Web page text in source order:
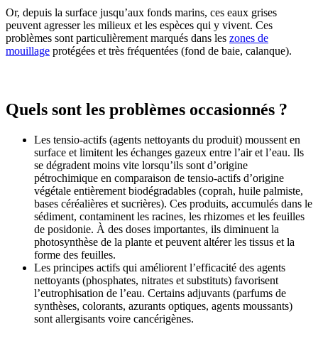
Or, depuis la surface jusqu’aux fonds marins, ces eaux grises
peuvent agresser les milieux et les espèces qui y vivent. Ces
problèmes sont particulièrement marqués dans les zones de
mouillage protégées et très fréquentées (fond de baie, calanque).
Quels sont les problèmes occasionnés ?
Les tensio-actifs (agents nettoyants du produit) moussent en
surface et limitent les échanges gazeux entre l’air et l’eau. Ils
se dégradent moins vite lorsqu’ils sont d’origine
pétrochimique en comparaison de tensio-actifs d’origine
végétale entièrement biodégradables (coprah, huile palmiste,
bases céréalières et sucrières). Ces produits, accumulés dans le
sédiment, contaminent les racines, les rhizomes et les feuilles
de posidonie. À des doses importantes, ils diminuent la
photosynthèse de la plante et peuvent altérer les tissus et la
forme des feuilles.
Les principes actifs qui améliorent l’efficacité des agents
nettoyants (phosphates, nitrates et substituts) favorisent
l’eutrophisation de l’eau. Certains adjuvants (parfums de
synthèses, colorants, azurants optiques, agents moussants)
sont allergisants voire cancérigènes.